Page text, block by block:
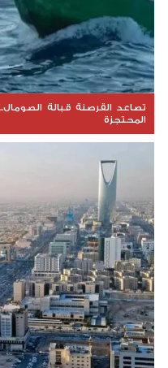
تصاعد القرصنة قبالة الصومال..
المحتجزة